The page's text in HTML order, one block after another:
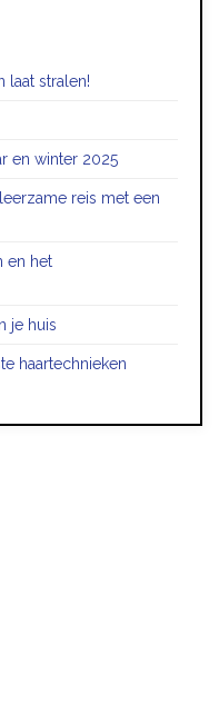
laat stralen!
en winter 2025
reis met een
en het
je huis
haartechnieken